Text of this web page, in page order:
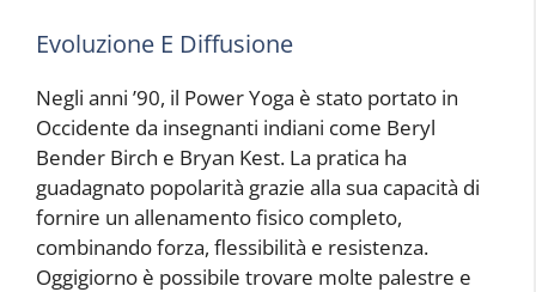
Evoluzione E Diffusione
Negli anni ’90, il Power Yoga è stato portato in
Occidente da insegnanti indiani come Beryl
Bender Birch e Bryan Kest. La pratica ha
guadagnato popolarità grazie alla sua capacità di
fornire un allenamento fisico completo,
combinando forza, flessibilità e resistenza.
Oggigiorno è possibile trovare molte palestre e